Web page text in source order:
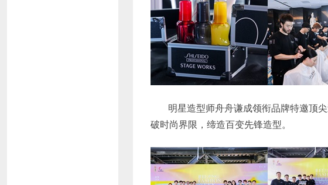
明星造型师舟舟谦成领衔品牌特邀顶
破时尚界限，缔造百变先锋造型。